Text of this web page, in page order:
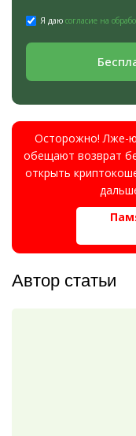
Я даю согласие на
Осторожно! Лже-
обещают возврат
открыть
Автор статьи